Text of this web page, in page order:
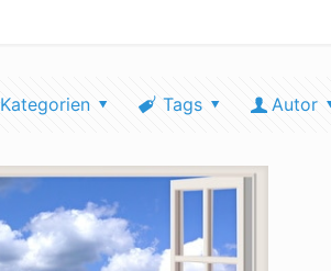
Kategorien Tags Autor